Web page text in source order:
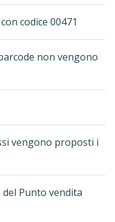
codice 00471
non vengono
vengono proposti i
Punto vendita